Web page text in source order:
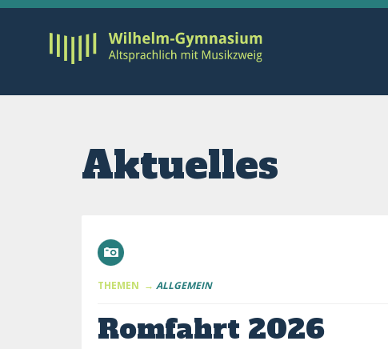
Aktuelles
THEMEN → ALLGEMEIN
Romfahrt 2026